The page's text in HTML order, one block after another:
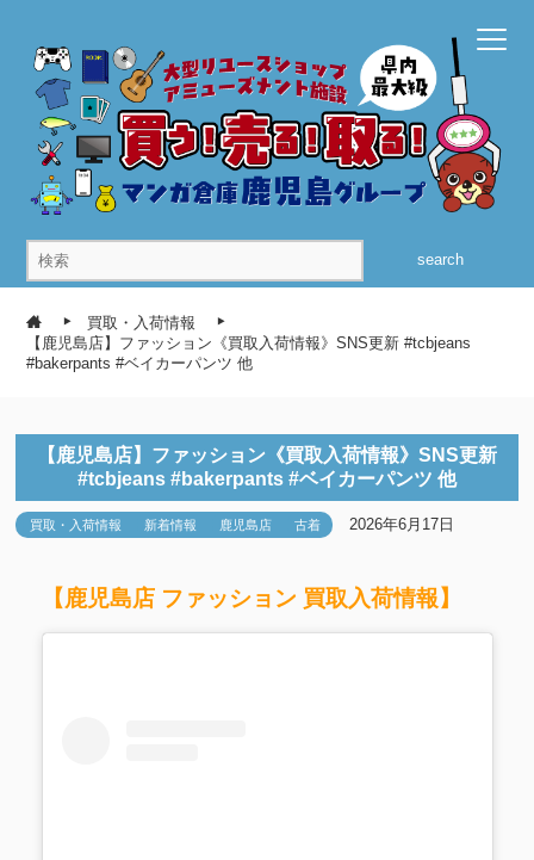
search
買取・入荷情報
【鹿児島店】ファッション《買取入荷情報》SNS更新 #tcbjeans
#bakerpants #ベイカーパンツ 他
【鹿児島店】ファッション《買取入荷情報》SNS更新
#tcbjeans #bakerpants #ベイカーパンツ 他
買取・入荷情報 新着情報 鹿児島店 古着 2026年6月17日
【鹿児島店 ファッション 買取入荷情報】